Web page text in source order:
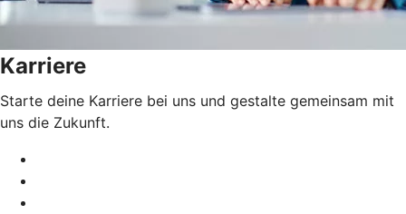
Karriere
Starte deine Karriere bei uns und gestalte gemeinsam mit
uns die Zukunft.